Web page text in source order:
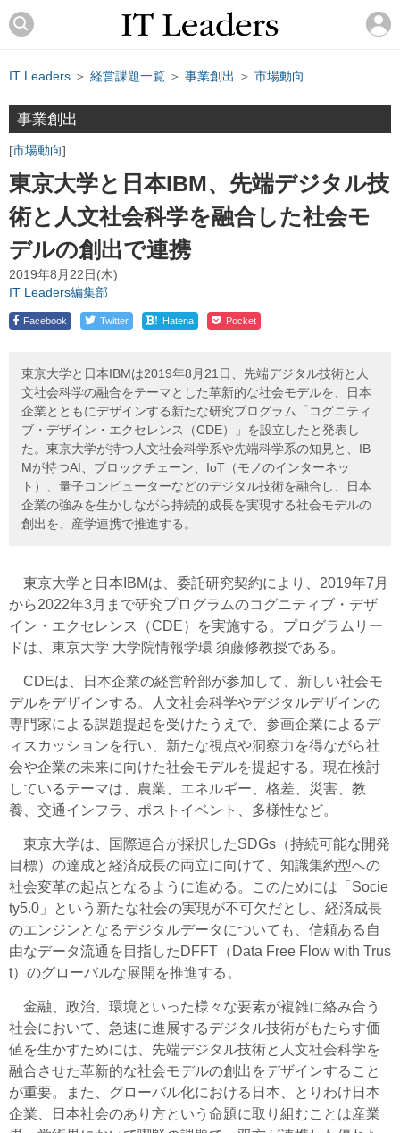
IT Leaders ＞ 経営課題一覧 ＞ 事業創出 ＞ 市場動向
事業創出
市場動向
東京大学と日本IBM、先端デジタル技
術と人文社会科学を融合した社会モ
デルの創出で連携
2019年8月22日(木)
IT Leaders編集部
Facebook Twitter ! Hatena Pocket
東京大学と日本IBMは2019年8月21日、先端デジタル技術と人
文社会科学の融合をテーマとした革新的な社会モデルを、日本
企業とともにデザインする新たな研究プログラム「コグニティ
ブ・デザイン・エクセレンス（CDE）」を設立したと発表し
た。東京大学が持つ人文社会科学系や先端科学系の知見と、IB
Mが持つAI、ブロックチェーン、IoT（モノのインターネッ
ト）、量子コンピューターなどのデジタル技術を融合し、日本
企業の強みを生かしながら持続的成長を実現する社会モデルの
創出を、産学連携で推進する。
東京大学と日本IBMは、委託研究契約により、2019年7月
から2022年3月まで研究プログラムのコグニティブ・デザ
イン・エクセレンス（CDE）を実施する。プログラムリー
ドは、東京大学 大学院情報学環 須藤修教授である。
CDEは、日本企業の経営幹部が参加して、新しい社会モ
デルをデザインする。人文社会科学やデジタルデザインの
専門家による課題提起を受けたうえで、参画企業によるデ
ィスカッションを行い、新たな視点や洞察力を得ながら社
会や企業の未来に向けた社会モデルを提起する。現在検討
しているテーマは、農業、エネルギー、格差、災害、教
養、交通インフラ、ポストイベント、多様性など。
東京大学は、国際連合が採択したSDGs（持続可能な開発
目標）の達成と経済成長の両立に向けて、知識集約型への
社会変革の起点となるように進める。このためには「Socie
ty5.0」という新たな社会の実現が不可欠だとし、経済成長
のエンジンとなるデジタルデータについても、信頼ある自
由なデータ流通を目指したDFFT（Data Free Flow with Trus
t）のグローバルな展開を推進する。
金融、政治、環境といった様々な要素が複雑に絡み合う
社会において、急速に進展するデジタル技術がもたらす価
値を生かすためには、先端デジタル技術と人文社会科学を
融合させた革新的な社会モデルの創出をデザインすること
が重要。また、グローバル化における日本、とりわけ日本
企業、日本社会のあり方という命題に取り組むことは産業